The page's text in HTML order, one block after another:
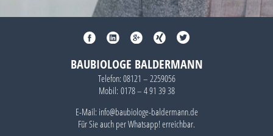
BAUBIOLOGE BALDERMANN
Telefon: 08121 – 2259056
Mobil: 0178 – 4 91 39 38
E-Mail: info@baubiologe-baldermann.de
Für Sie auch perWhatsapp!erreichbar.